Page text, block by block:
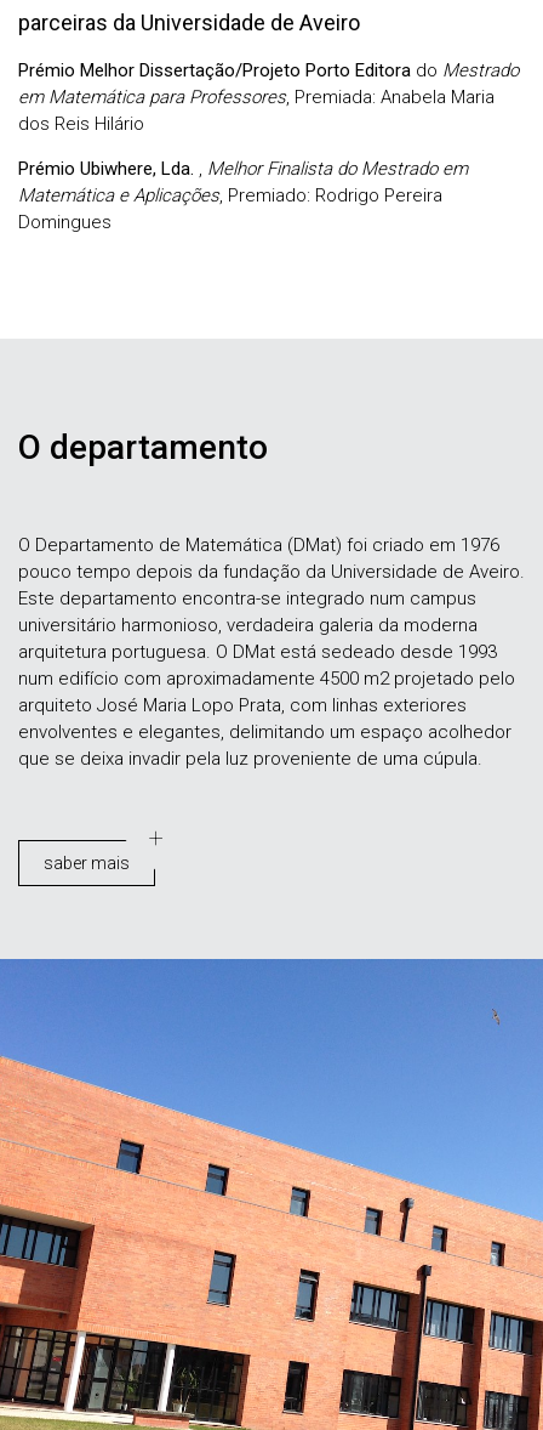
parceiras da Universidade de Aveiro
Prémio Melhor Dissertação/Projeto Porto Editora do Mestrado
em Matemática para Professores, Premiada: Anabela Maria
dos Reis Hilário
Prémio Ubiwhere, Lda. , Melhor Finalista do Mestrado em
Matemática e Aplicações, Premiado: Rodrigo Pereira
Domingues
O departamento
O Departamento de Matemática (DMat) foi criado em 1976
pouco tempo depois da fundação da Universidade de Aveiro.
Este departamento encontra-se integrado num campus
universitário harmonioso, verdadeira galeria da moderna
arquitetura portuguesa. O DMat está sedeado desde 1993
num edifício com aproximadamente 4500 m2 projetado pelo
arquiteto José Maria Lopo Prata, com linhas exteriores
envolventes e elegantes, delimitando um espaço acolhedor
que se deixa invadir pela luz proveniente de uma cúpula.
saber mais